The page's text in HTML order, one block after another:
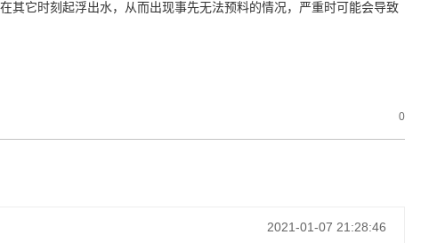
其它时刻起浮出水，从而出现事先无法预料的情况，严重时可能会导致
0
2021-01-07 21:28:46